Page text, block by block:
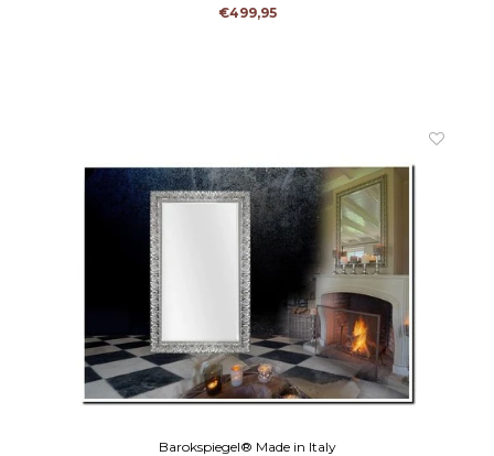
€499,95
Barokspiegel® Made in Italy